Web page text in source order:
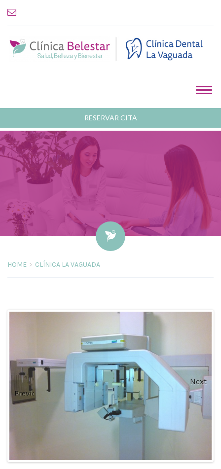
RESERVAR CITA
HOME CLÍNICA LA VAGUADA
Previous
Next